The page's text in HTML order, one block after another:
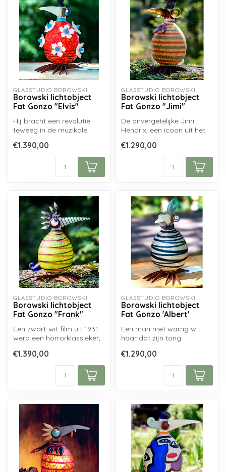
GLASSTUDIO BOROWSKI
Borowski lichtobject
Fat Gonzo "Elvis"
Hij bracht een revolutie
teweeg in de muzikale
boegbeeld voo...
€1.390,00
GLASSTUDIO BOROWSKI
Borowski lichtobject
Fat Gonzo "Jimi"
De onvergetelijke Jimi
Hendrix, een icoon uit het
met...
€1.290,00
GLASSTUDIO BOROWSKI
Borowski lichtobject
Fat Gonzo "Frank"
Een zwart-wit film uit 1931
werd een horrorklassieker,
€1.390,00
GLASSTUDIO BOROWSKI
Borowski lichtobject
Fat Gonzo 'Albert'
Een man met warrig wit
haar dat zijn tong
Albert Einstei...
€1.290,00